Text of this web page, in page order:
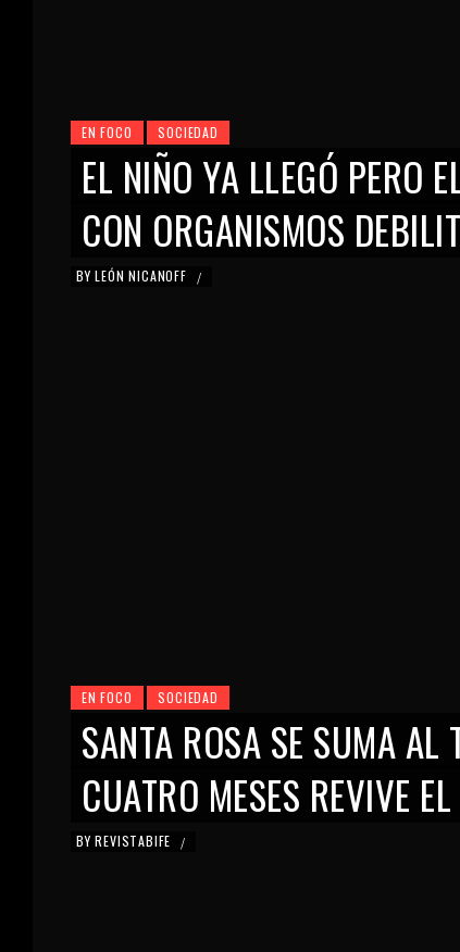
EN FOCO SOCIEDAD
EL NIÑO YA LLEGÓ PERO
CON ORGANISMOS
BY LEÓN NICANOFF /
EN FOCO SOCIEDAD
SANTA ROSA SE SUMA AL
CUATRO MESES REVIVE
BY REVISTABIFE /